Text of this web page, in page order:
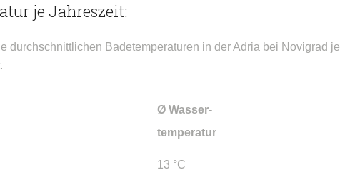
je Jahreszeit:
durchschnittlichen Badetemperaturen in der Adria bei Novigrad je
Ø Wasser-
temperatur
13 °C